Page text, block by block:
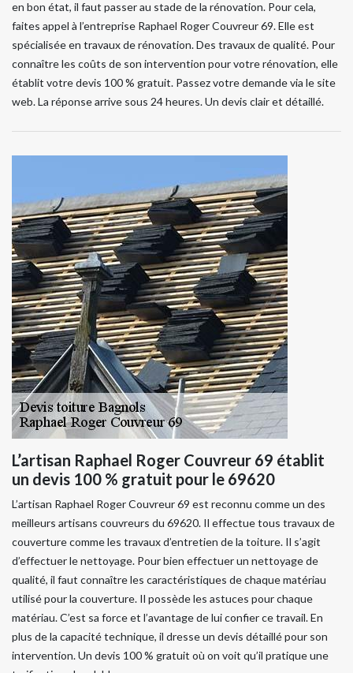
en bon état, il faut passer au stade de la rénovation. Pour cela,
faites appel à l’entreprise Raphael Roger Couvreur 69. Elle est
spécialisée en travaux de rénovation. Des travaux de qualité. Pour
connaître les coûts de son intervention pour votre rénovation, elle
établit votre devis 100 % gratuit. Passez votre demande via le site
web. La réponse arrive sous 24 heures. Un devis clair et détaillé.
L’artisan Raphael Roger Couvreur 69 établit
un devis 100 % gratuit pour le 69620
L’artisan Raphael Roger Couvreur 69 est reconnu comme un des
meilleurs artisans couvreurs du 69620. Il effectue tous travaux de
couverture comme les travaux d’entretien de la toiture. Il s’agit
d’effectuer le nettoyage. Pour bien effectuer un nettoyage de
qualité, il faut connaître les caractéristiques de chaque matériau
utilisé pour la couverture. Il possède les astuces pour chaque
matériau. C’est sa force et l’avantage de lui confier ce travail. En
plus de la capacité technique, il dresse un devis détaillé pour son
intervention. Un devis 100 % gratuit où on voit qu’il pratique une